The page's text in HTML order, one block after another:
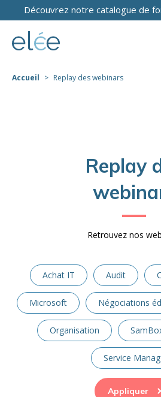
Découvrez notre catalogue de
Accueil Replay des webinars
Replay
Retrouvez nos
Achat IT Audit
Microsoft Négociations
Organisation
Service
Appliquer